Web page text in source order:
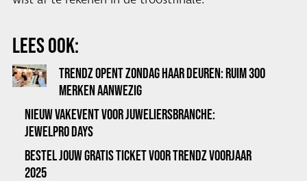
LEES OOK:
TRENDZ OPENT ZONDAG HAAR DEUREN: RUIM 300
MERKEN AANWEZIG
NIEUW VAKEVENT VOOR JUWELIERSBRANCHE:
JEWELPRO DAYS
BESTEL JOUW GRATIS TICKET VOOR TRENDZ VOORJAAR
2025